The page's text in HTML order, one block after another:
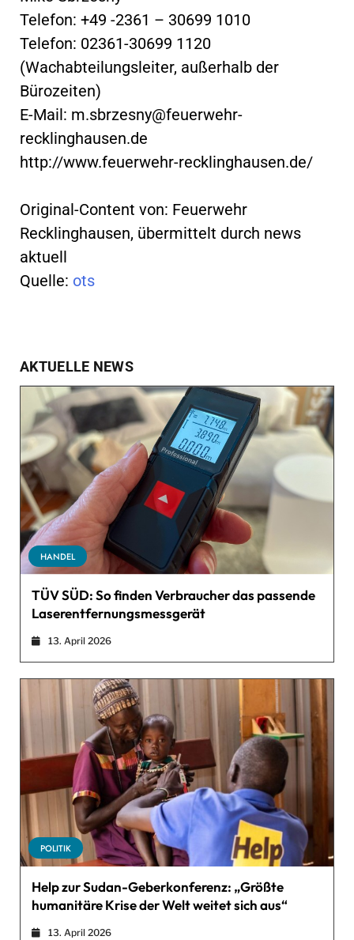
Telefon: +49 -2361 – 30699 1010
Telefon: 02361-30699 1120
(Wachabteilungsleiter, außerhalb der
Bürozeiten)
E-Mail: m.sbrzesny@feuerwehr-
recklinghausen.de
http://www.feuerwehr-recklinghausen.de/
Original-Content von: Feuerwehr
Recklinghausen, übermittelt durch news
aktuell
Quelle: ots
AKTUELLE NEWS
HANDEL
TÜV SÜD: So finden Verbraucher das passende
Laserentfernungsmessgerät
13. April 2026
POLITIK
Help zur Sudan-Geberkonferenz: „Größte
humanitäre Krise der Welt weitet sich aus“
13. April 2026